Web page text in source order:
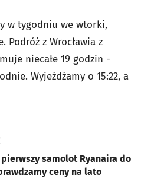
w tygodniu we wtorki,
z Wrocławia z
niecałe 19 godzin -
Wyjeżdżamy o 15:22, a
samolot Ryanaira do
ceny na lato